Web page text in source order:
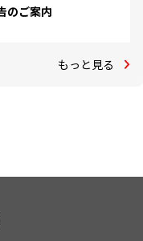
のご案内
もっと見る